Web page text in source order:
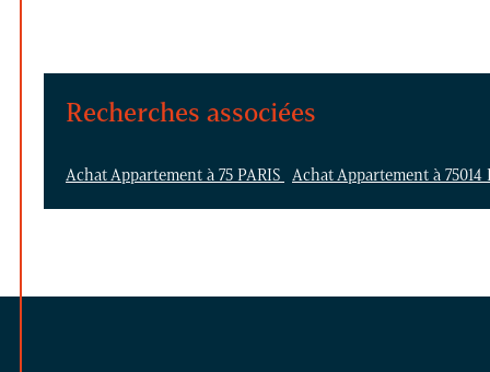
Recherches associées
Achat Appartement à 75 PARIS Achat Appartement à 75014